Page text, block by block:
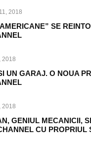
2018
SE
2018
UN GARAJ. O NOUA
2018
GENIUL MECANICII,
CU PROPRIUL